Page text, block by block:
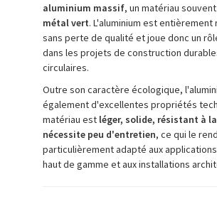
aluminium massif, un matériau
métalvert. L'aluminium est entièrement
sans perte de qualité et joue donc un
dans les projets de construction
circulaires.
Outre son caractère écologique,
également d'excellentes propriétés
matériau est léger, solide, résistant à
nécessite peu d'entretien, ce qui le rend
particulièrement adapté aux
haut de gamme et aux installations